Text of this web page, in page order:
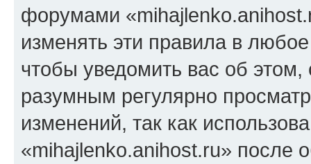
форумами
изменять эти правила в
чтобы уведомить вас об
разумным регулярно
изменений, так как
«mihajlenko.anihost.ru» после